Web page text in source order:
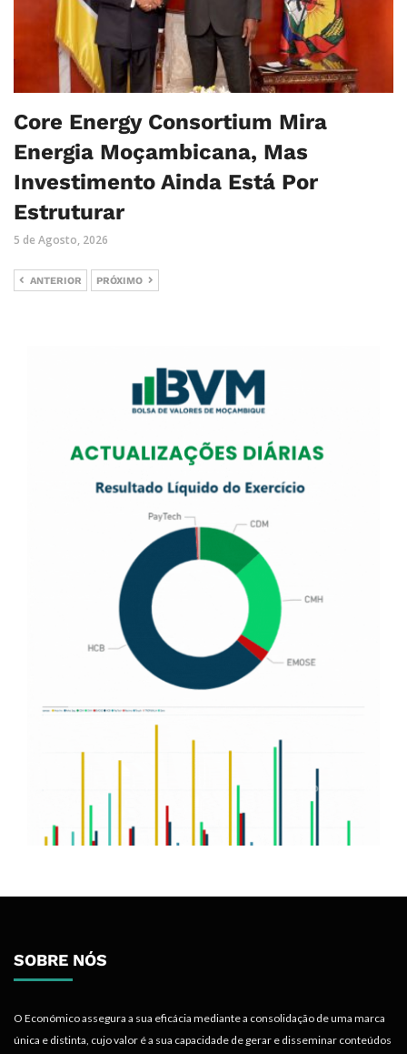
Core Energy Consortium Mira
Energia Moçambicana, Mas
Investimento Ainda Está Por
Estruturar
5 de Agosto, 2026
ANTERIOR PRÓXIMO
SOBRE NÓS
O Económico assegura a sua eficácia mediante a consolidação de uma marca
única e distinta, cujo valor é a sua capacidade de gerar e disseminar conteúdos